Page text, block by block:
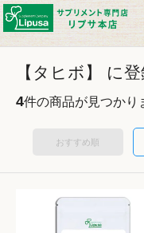
【タヒボ】 に
4件の商品が見つかり
おすすめ順